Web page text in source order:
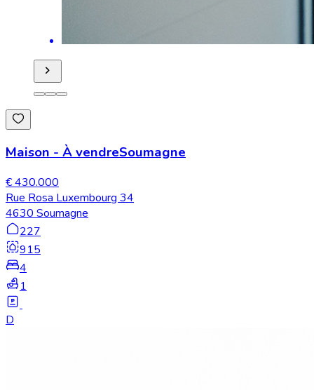
Maison - À vendreSoumagne
€ 430.000
Rue Rosa Luxembourg 34
4630 Soumagne
227
915
4
1
D